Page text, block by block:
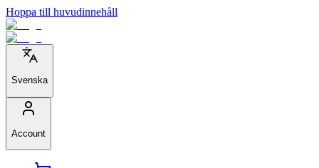
Hoppa till huvudinnehåll
Svenska
Account